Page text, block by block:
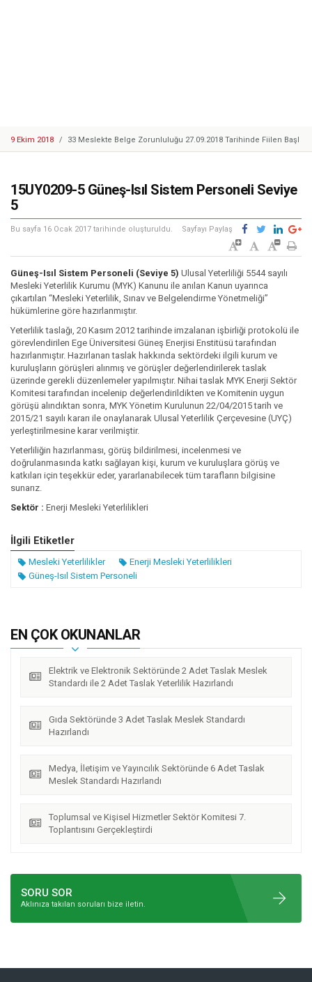
9 Ekim 2018 /
33 Meslekte Belge Zorunluluğu 27.09.2018 Tarihinde Fiilen Başl
di25 Eylül 2018 /
Türkiye Yeterlilikler Çerçevesi Kurulu 17. Toplantısı Gerçekleşti
rildi
14 Mayıs 2018
20 Mart 2018 / Enerji Sektöründe 1 Adet Ulusal Yeterlilik Güncellendi
Mesleki Yeterlilik Belgesi'ne Sahip Nitelikli İşgücü Sayısı 300.00
yınlandı
9 Mart 2018 /
Metal Sektöründe Belirlenen Yeni Yeterlilikler
9 Ekim 2018 / Europass Merkezleri Ağı 2018 Yılı Toplantısı Mesleki Yeterlilik K
15UY0209-5 Güneş-Isıl Sistem Personeli Seviye
5
Bu sayfa 16 Ocak 2017 tarihinde oluşturuldu. Sayfayı Paylaş
Güneş-Isıl Sistem Personeli (Seviye 5) Ulusal Yeterliliği 5544 sayılı
Mesleki Yeterlilik Kurumu (MYK) Kanunu ile anılan Kanun uyarınca
çıkartılan “Mesleki Yeterlilik, Sınav ve Belgelendirme Yönetmeliği”
hükümlerine göre hazırlanmıştır.
Yeterlilik taslağı, 20 Kasım 2012 tarihinde imzalanan işbirliği protokolü ile
görevlendirilen Ege Üniversitesi Güneş Enerjisi Enstitüsü tarafından
hazırlanmıştır. Hazırlanan taslak hakkında sektördeki ilgili kurum ve
kuruluşların görüşleri alınmış ve görüşler değerlendirilerek taslak
üzerinde gerekli düzenlemeler yapılmıştır. Nihai taslak MYK Enerji Sektör
Komitesi tarafından incelenip değerlendirildikten ve Komitenin uygun
görüşü alındıktan sonra, MYK Yönetim Kurulunun 22/04/2015 tarih ve
2015/21 sayılı kararı ile onaylanarak Ulusal Yeterlilik Çerçevesine (UYÇ)
yerleştirilmesine karar verilmiştir.
Yeterliliğin hazırlanması, görüş bildirilmesi, incelenmesi ve
doğrulanmasında katkı sağlayan kişi, kurum ve kuruluşlara görüş ve
katkıları için teşekkür eder, yararlanabilecek tüm tarafların bilgisine
sunarız.
Sektör : Enerji Mesleki Yeterlilikleri
İlgili Etiketler
Mesleki Yeterlilikler
Enerji Mesleki Yeterlilikleri
Güneş-Isıl Sistem Personeli
EN ÇOK OKUNANLAR
Elektrik ve Elektronik Sektöründe 2 Adet Taslak Meslek
Standardı ile 2 Adet Taslak Yeterlilik Hazırlandı
Gıda Sektöründe 3 Adet Taslak Meslek Standardı
Hazırlandı
Medya, İletişim ve Yayıncılık Sektöründe 6 Adet Taslak
Meslek Standardı Hazırlandı
Toplumsal ve Kişisel Hizmetler Sektör Komitesi 7.
Toplantısını Gerçekleştirdi
SORU SOR
Aklınıza takılan soruları bize iletin.